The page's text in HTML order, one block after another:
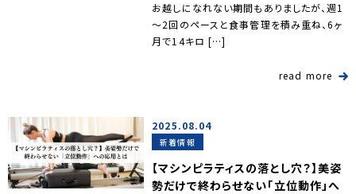
お越しになれない期間もありましたが、週1
～2回のペースと食事管理を積み重ね、6ヶ
月で14キロ […]
read more
2025.08.04
新着情報
【マシンピラティスの落とし穴？】美姿
勢だけで終わらせない「立位動作」へ